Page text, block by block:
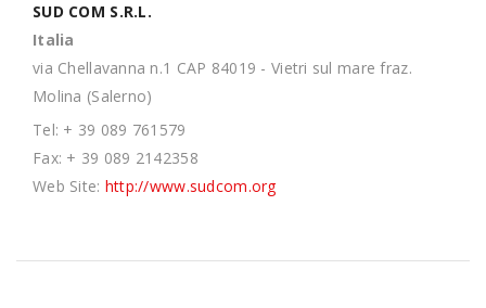
SUD COM S.R.L.
Italia
via Chellavanna n.1 CAP 84019 - Vietri sul mare fraz.
Molina (Salerno)
Tel: + 39 089 761579
Fax: + 39 089 2142358
Web Site: http://www.sudcom.org